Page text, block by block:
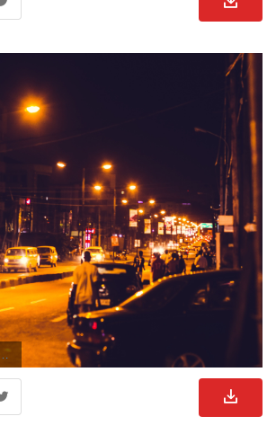
5760x3840 - Fondo de pantalla de 5760x3840. Imágen de lagos.